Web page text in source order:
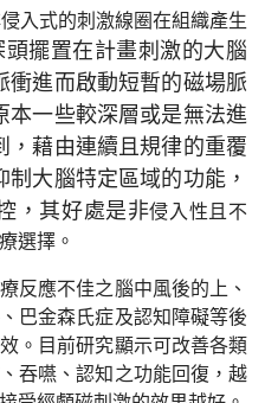
入式的刺激線圈在組織產生
擺置在計畫刺激的大腦
衝進而啟動短暫的磁場脈
一些較深層或是無法進
，藉由連續且規律的重覆
大腦特定區域的功能，
，其好處是非侵入性且不
選擇。
反應不佳之腦中風後的上、
巴金森氏症及認知障礙等後
。目前研究顯示可改善各類
吞嚥、認知之功能回復，越